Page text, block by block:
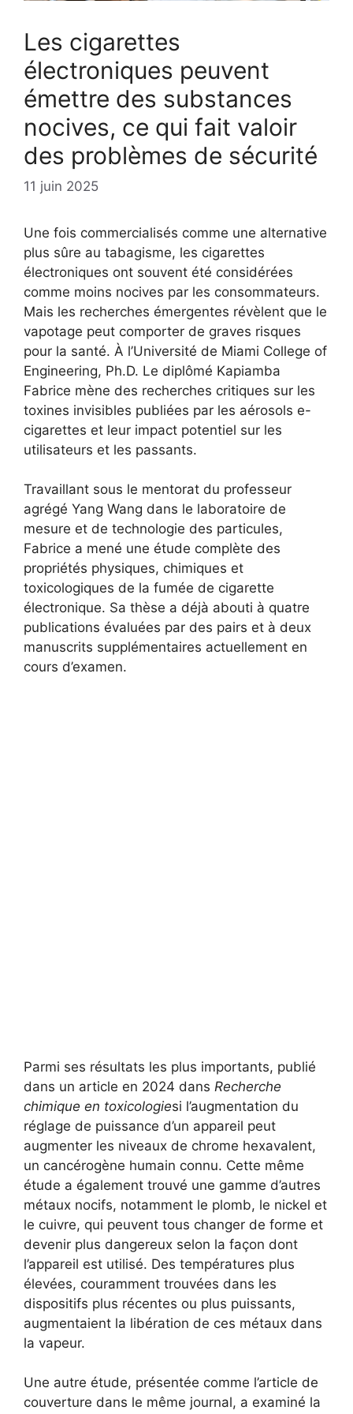
Les cigarettes
électroniques peuvent
émettre des substances
nocives, ce qui fait valoir
des problèmes de sécurité
11 juin 2025
Une fois commercialisés comme une alternative
plus sûre au tabagisme, les cigarettes
électroniques ont souvent été considérées
comme moins nocives par les consommateurs.
Mais les recherches émergentes révèlent que le
vapotage peut comporter de graves risques
pour la santé. À l’Université de Miami College of
Engineering, Ph.D. Le diplômé Kapiamba
Fabrice mène des recherches critiques sur les
toxines invisibles publiées par les aérosols e-
cigarettes et leur impact potentiel sur les
utilisateurs et les passants.
Travaillant sous le mentorat du professeur
agrégé Yang Wang dans le laboratoire de
mesure et de technologie des particules,
Fabrice a mené une étude complète des
propriétés physiques, chimiques et
toxicologiques de la fumée de cigarette
électronique. Sa thèse a déjà abouti à quatre
publications évaluées par des pairs et à deux
manuscrits supplémentaires actuellement en
cours d’examen.
Parmi ses résultats les plus importants, publié
dans un article en 2024 dans Recherche
chimique en toxicologiesi l’augmentation du
réglage de puissance d’un appareil peut
augmenter les niveaux de chrome hexavalent,
un cancérogène humain connu. Cette même
étude a également trouvé une gamme d’autres
métaux nocifs, notamment le plomb, le nickel et
le cuivre, qui peuvent tous changer de forme et
devenir plus dangereux selon la façon dont
l’appareil est utilisé. Des températures plus
élevées, couramment trouvées dans les
dispositifs plus récentes ou plus puissants,
augmentaient la libération de ces métaux dans
la vapeur.
Une autre étude, présentée comme l’article de
couverture dans le même journal, a examiné la